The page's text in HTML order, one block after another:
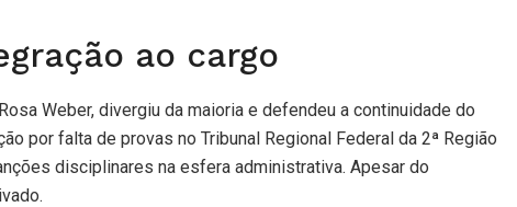
ao cargo
Weber, divergiu da maioria e defendeu a continuidade do
por falta de provas no Tribunal Regional Federal da 2ª Região
disciplinares na esfera administrativa. Apesar do